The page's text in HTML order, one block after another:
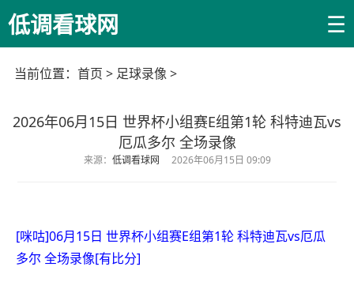
低调看球网 ☰
当前位置： 首页 > 足球录像 >
2026年06月15日 世界杯小组赛E组第1轮 科特迪瓦vs
厄瓜多尔 全场录像
来源： 低调看球网 2026年06月15日 09:09
[咪咕]06月15日 世界杯小组赛E组第1轮 科特迪瓦vs厄瓜
多尔 全场录像[有比分]